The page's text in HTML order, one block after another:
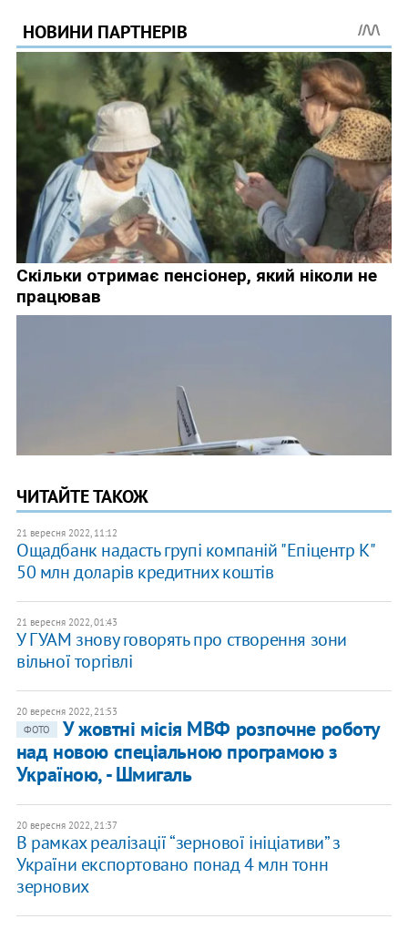
ЧИТАЙТЕ ТАКОЖ
21 вересня 2022, 11:12
Ощадбанк надасть групі компаній "Епіцентр К"
50 млн доларів кредитних коштів
21 вересня 2022, 01:43
У ГУАМ знову говорять про створення зони
вільної торгівлі
20 вересня 2022, 21:53
ФОТО
У жовтні місія МВФ розпочне роботу
над новою спеціальною програмою з
Україною, - Шмигаль
20 вересня 2022, 21:37
В рамках реалізації “зернової ініціативи” з
України експортовано понад 4 млн тонн
зернових